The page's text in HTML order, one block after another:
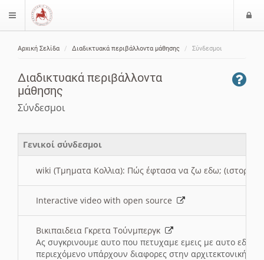
$langMenu
Αρχική Σελίδα Διαδικτυακά περιβάλλοντα μάθησης Σύνδεσμοι
Διαδικτυακά περιβάλλοντα
μάθησης
Σύνδεσμοι
Γενικοί σύνδεσμοι
wiki (Τμηματα Κολλια): Πώς έφτασα να ζω εδω; (ιστορια)
Interactive video with open source
Βικιπαιδεια Γκρετα Τούνμπεργκ
Ας συγκρινουμε αυτο που πετυχαμε εμεις με αυτο εδω
περιεχόμενο υπάρχουν διαφορες στην αρχιτεκτονική